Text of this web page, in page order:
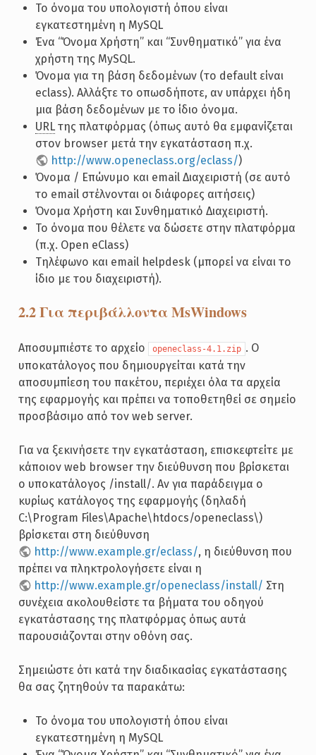
Το όνομα του υπολογιστή όπου είναι
εγκατεστημένη η MySQL
Ένα “Όνομα Χρήστη” και “Συνθηματικό” για ένα
χρήστη της MySQL.
Όνομα για τη βάση δεδομένων (το default είναι
eclass). Αλλάξτε το οπωσδήποτε, αν υπάρχει ήδη
μια βάση δεδομένων με το ίδιο όνομα.
URLτης πλατφόρμας (όπως αυτό θα εμφανίζεται
στον browser μετά την εγκατάσταση π.χ.
http://www.openeclass.org/eclass/)
Όνομα / Επώνυμο και email Διαχειριστή (σε αυτό
το email στέλνονται οι διάφορες αιτήσεις)
Όνομα Χρήστη και Συνθηματικό Διαχειριστή.
Το όνομα που θέλετε να δώσετε στην πλατφόρμα
(π.χ. Open eClass)
Tηλέφωνο και email helpdesk (μπορεί να είναι το
ίδιο με του διαχειριστή).
2.2 Για περιβάλλοντα MsWindows
Αποσυμπιέστε το αρχείο openeclass-4.1.zip . O
υποκατάλογος που δημιουργείται κατά την
αποσυμπίεση του πακέτου, περιέχει όλα τα αρχεία
της εφαρμογής και πρέπει να τοποθετηθεί σε σημείο
προσβάσιμο από τον web server.
Για να ξεκινήσετε την εγκατάσταση, επισκεφτείτε με
κάποιον web browser την διεύθυνση που βρίσκεται
ο υποκατάλογος /install/. Αν για παράδειγμα ο
κυρίως κατάλογος της εφαρμογής (δηλαδή
C:\Program Files\Apache\htdocs/openeclass\)
βρίσκεται στη διεύθυνση
http://www.example.gr/eclass/, η διεύθυνση που
πρέπει να πληκτρολογήσετε είναι η
http://www.example.gr/openeclass/install/ Στη
συνέχεια ακολουθείστε τα βήματα του οδηγού
εγκατάστασης της πλατφόρμας όπως αυτά
παρουσιάζονται στην οθόνη σας.
Σημειώστε ότι κατά την διαδικασίας εγκατάστασης
θα σας ζητηθούν τα παρακάτω:
Το όνομα του υπολογιστή όπου είναι
εγκατεστημένη η MySQL